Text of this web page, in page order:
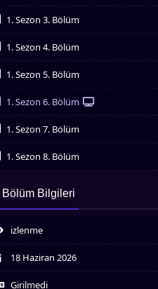
1. Sezon 3. Bölüm
1. Sezon 4. Bölüm
1. Sezon 5. Bölüm
1. Sezon 6. Bölüm
1. Sezon 7. Bölüm
1. Sezon 8. Bölüm
1. Sezon 10. Bölüm
Bölüm Bilgileri
izlenme
18 Haziran 2026
Girilmedi